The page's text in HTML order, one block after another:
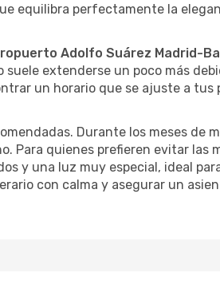
equilibra perfectamente la
Adolfo Suárez Madrid-
extenderse un poco más
un horario que se ajuste a tus
Durante los meses de
Para quienes prefieren evitar las
y una luz muy especial, ideal
con calma y asegurar un